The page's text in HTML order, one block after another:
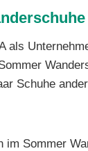
als
Schuhe
im Sommer